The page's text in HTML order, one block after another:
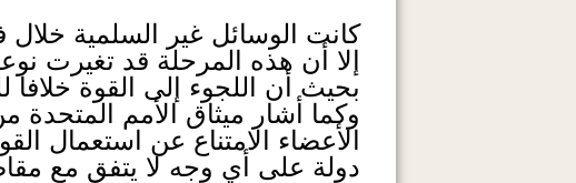
كانت الوسائل غير السلمية خلال
إلا أن هذه المرحلة قد تغيرت
بحيث أن اللجوء إلى القوة
وكما أشار ميثاق الأمم المتحدة
الأعضاء الامتناع عن استعمال
دولة على أي وجه لا يتفق مع